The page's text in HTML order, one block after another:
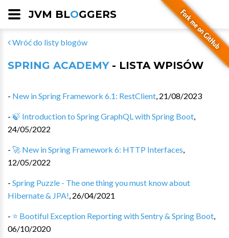
JVM BLOGGERS
Wróć do listy blogów
SPRING ACADEMY- LISTA WPISÓW
- New in Spring Framework 6.1: RestClient, 21/08/2023
- 🍃 Introduction to Spring GraphQL with Spring Boot,
24/05/2022
- 🚀 New in Spring Framework 6: HTTP Interfaces,
12/05/2022
- Spring Puzzle - The one thing you must know about
Hibernate & JPA!, 26/04/2021
- ⭐ Bootiful Exception Reporting with Sentry & Spring Boot,
06/10/2020